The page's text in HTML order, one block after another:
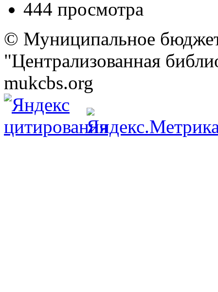
444 просмотра
© Муниципальное
"Централизованная
mukcbs.org